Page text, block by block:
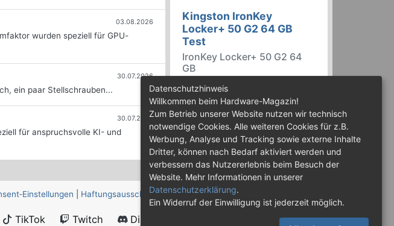
03.08.2026
wurden speziell für GPU-
30.07.2026
ein paar Stellschrauben...
30.07.2026
für anspruchsvolle KI- und
Kingston IronKey
Locker+ 50 G2 64 GB
Test
IronKey Locker+ 50 G2 64
GB
Der IronKey Locker+ 50 G2 von
Kingston ist ein USB-
Flashspeicher mit 256 Bit starker
AES-HW-Verschlüsselung im XTS-
Modus. Wir haben das 64-GB-
Modell im Praxistest genauer
begutachtet.
Haftungsausschluss
TikTok Twitch Discord
Datenschutzhinweis
Willkommen beim Hardware-Magazin!
Zum Betrieb unserer Website nutzen wir technisch
notwendige Cookies. Alle weiteren Cookies für z.B.
Werbung, Analyse und Tracking sowie externe Inhalte
Dritter, können nach Bedarf aktiviert werden und
verbessern das Nutzererlebnis beim Besuch der
Website. Mehr Informationen in unserer
Datenschutzerklärung.
Ein Widerruf der Einwilligung ist jederzeit möglich.